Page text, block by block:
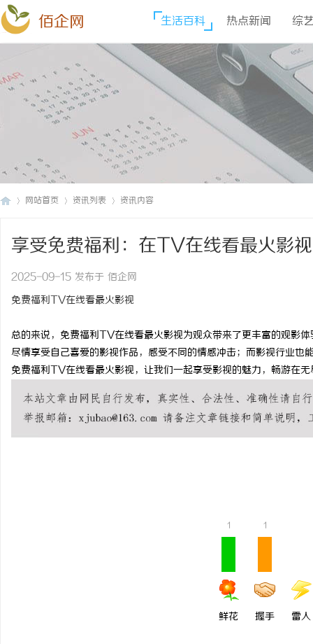
佰企网 生活百科 热点新闻 综
网站首页 资讯列表 资讯内容
享受免费福利：在TV在线看最火影视
2025-09-15 发布于 佰企网
免费福利TV在线看最火影视
总的来说，免费福利TV在线看最火影视为观众带来了更丰富的观影
尽情享受自己喜爱的影视作品，感受不同的情感冲击；而影视行业
免费福利TV在线看最火影视，让我们一起享受影视的魅力，畅游在
1
鲜花
1
握手 雷人